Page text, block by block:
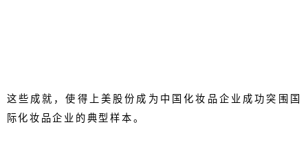
这些成就，使得上美股份成为中国化妆品企业成功突围国
际化妆品企业的典型样本。